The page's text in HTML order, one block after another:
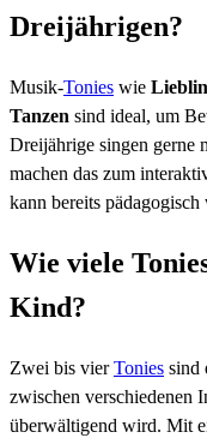
Dreijährigen?
Musik-Tonies wie
Tanzen sind ideal, um
Dreijährige singen gerne
machen das zum
kann bereits
Wie viele
Kind?
Zwei bis vierTonies sind
zwischen verschiedenen
überwältigend wird. Mit